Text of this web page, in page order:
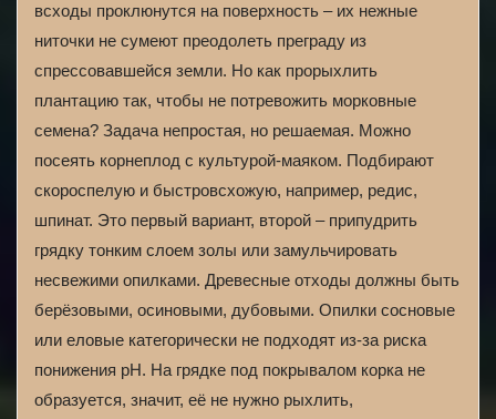
всходы проклюнутся на поверхность – их нежные
ниточки не сумеют преодолеть преграду из
спрессовавшейся земли. Но как прорыхлить
плантацию так, чтобы не потревожить морковные
семена? Задача непростая, но решаемая. Можно
посеять корнеплод с культурой-маяком. Подбирают
скороспелую и быстровсхожую, например, редис,
шпинат. Это первый вариант, второй – припудрить
грядку тонким слоем золы или замульчировать
несвежими опилками. Древесные отходы должны быть
берёзовыми, осиновыми, дубовыми. Опилки сосновые
или еловые категорически не подходят из-за риска
понижения рН. На грядке под покрывалом корка не
образуется, значит, её не нужно рыхлить,